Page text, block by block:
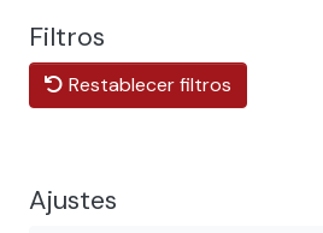
Filtros
Restablecer filtros
Ajustes